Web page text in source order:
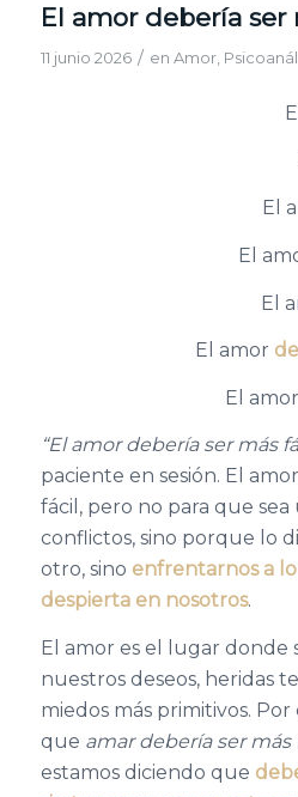
El amor debería ser
11 junio 2026 / en Amor,
El
El
El
El amor
El amor
“El amor debería ser más
paciente en sesión. El
fácil, pero no para que sea
conflictos, sino porque lo
otro, sino enfrentarnos a
despierta en nosotros.
El amor es el lugar donde
nuestros deseos, heridas
miedos más primitivos.
que amar debería ser más
estamos diciendo que